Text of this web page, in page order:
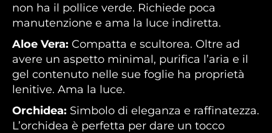
non ha il pollice verde. Richiede poca
manutenzione e ama la luce indiretta.
Aloe Vera: Compatta e scultorea. Oltre ad
avere un aspetto minimal, purifica l’aria e il
gel contenuto nelle sue foglie ha proprietà
lenitive. Ama la luce.
Orchidea: Simbolo di eleganza e raffinatezza.
L’orchidea è perfetta per dare un tocco